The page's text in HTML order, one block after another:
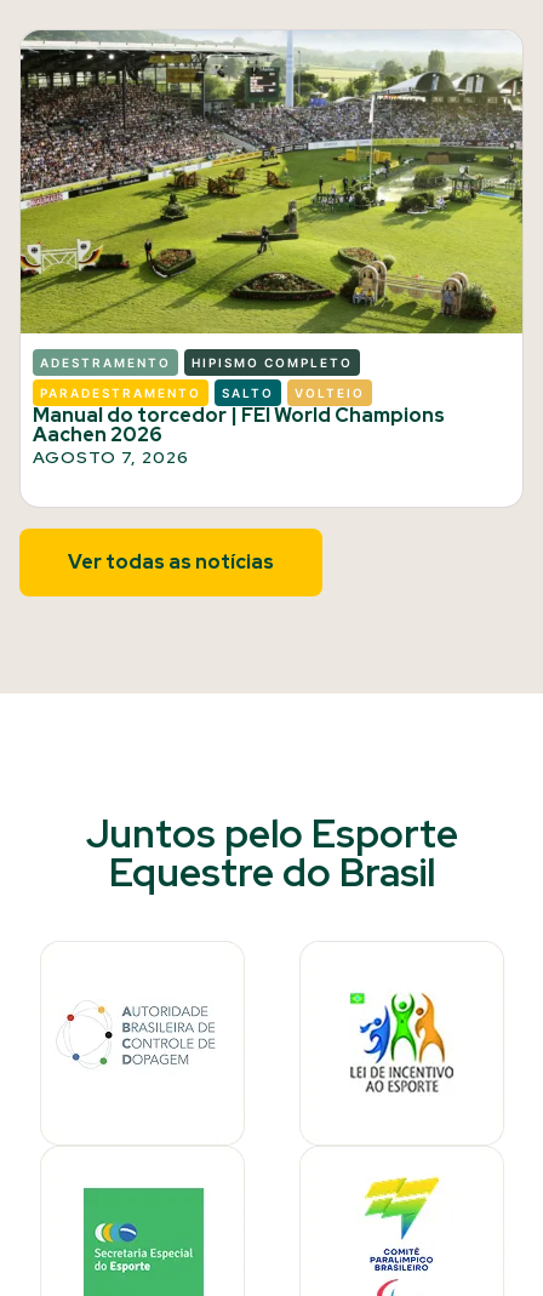
ADESTRAMENTO HIPISMO COMPLETO
PARADESTRAMENTO SALTO VOLTEIO
Manual do torcedor | FEI World Champions
Aachen 2026
AGOSTO 7, 2026
Ver todas as notícias
Juntos pelo Esporte
Equestre do Brasil​